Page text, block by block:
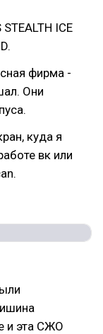
ICE
фирма -
Они
куда я
вк или
и эта СЖО